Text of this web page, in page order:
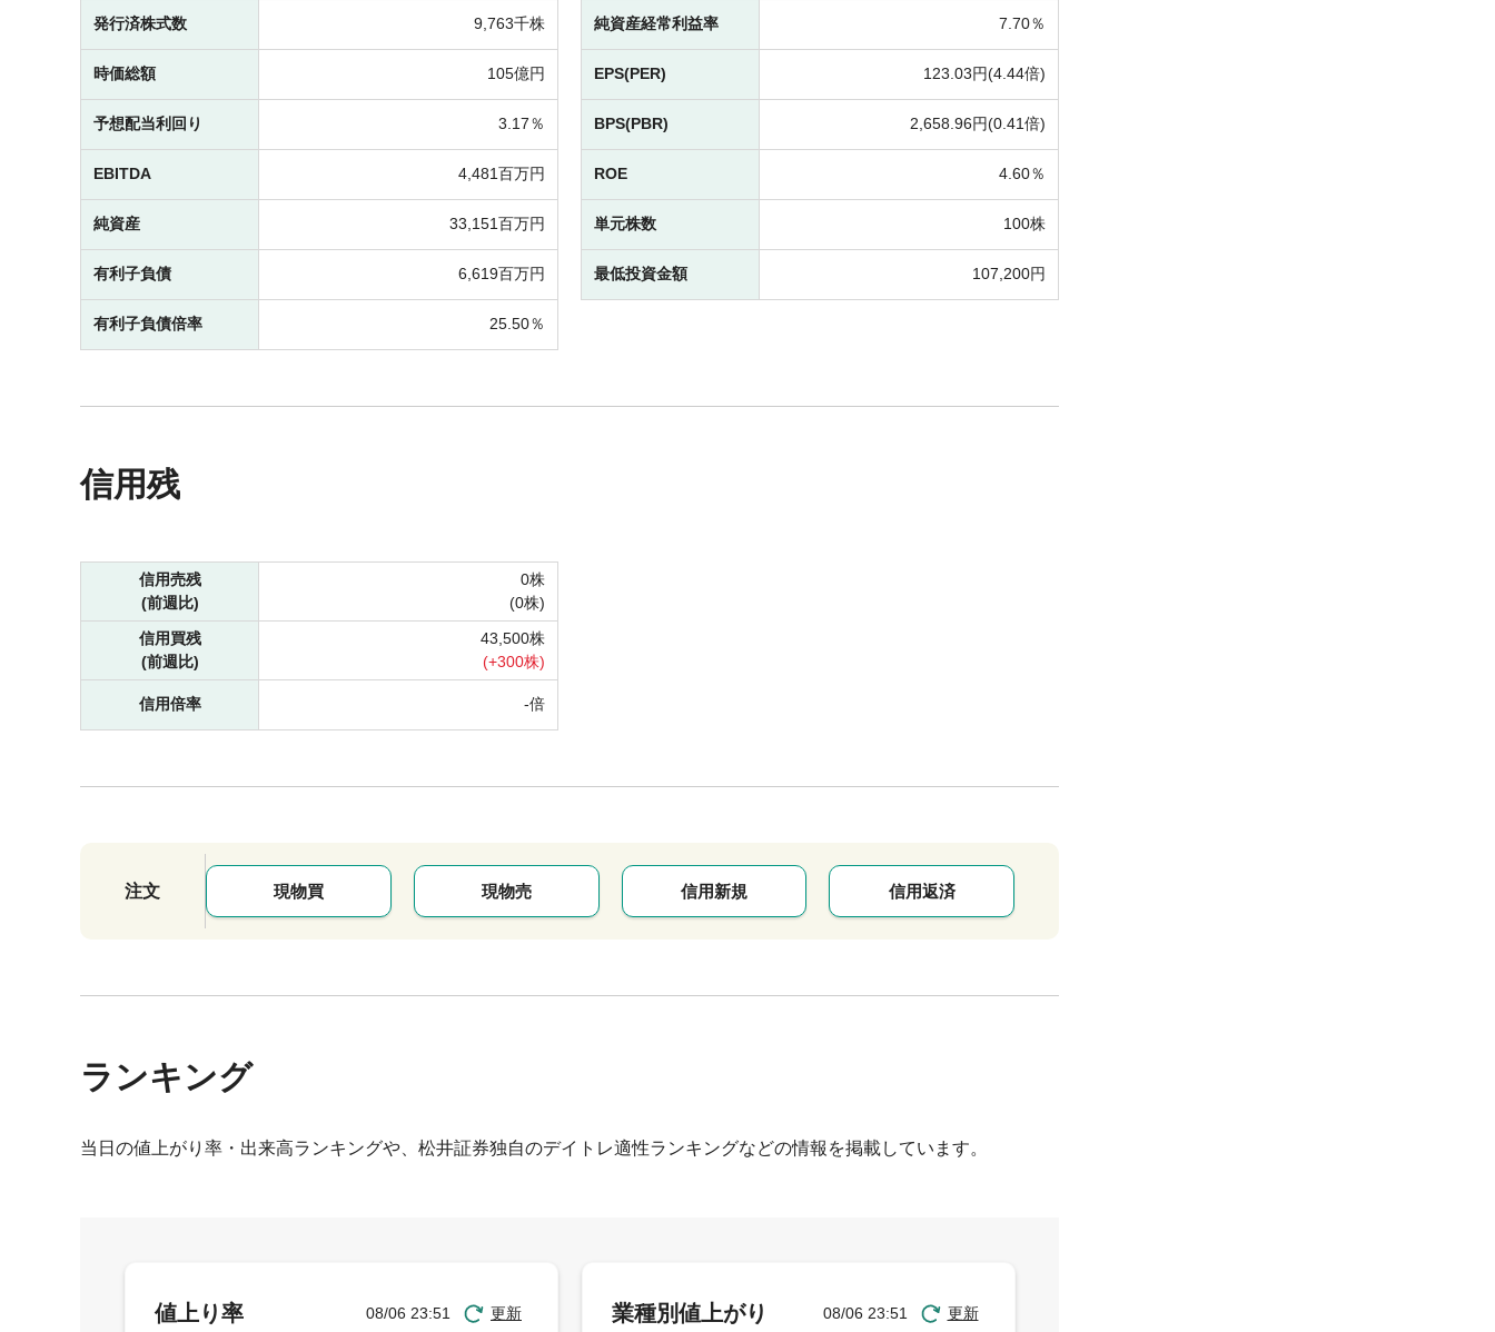
発行済株式数 9,763千株
時価総額 105億円
予想配当利回り 3.17％
EBITDA 4,481百万円
純資産 33,151百万円
有利子負債 6,619百万円
有利子負債倍率 25.50％
純資産経常利益率 7.70％
EPS(PER) 123.03円(4.44倍)
BPS(PBR) 2,658.96円(0.41倍)
ROE 4.60％
単元株数 100株
最低投資金額 107,200円
信用残
信用売残
(前週比)
0株
(0株)
信用買残
(前週比)
43,500株
(+300株)
信用倍率 -倍
注文 現物買 現物売 信用新規 信用返済
ランキング
当日の値上がり率・出来高ランキングや、松井証券独自のデイトレ適性ランキングなどの情報を掲載しています。